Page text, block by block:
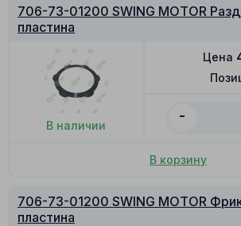
706-73-01200 SWING MOTOR
пластина
В наличии
Цена
-
В корзину
706-73-01200 SWING MOTOR
пластина